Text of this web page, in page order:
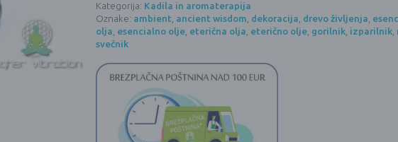
Kategorija: Kadila in aromaterapija
Oznake: ambient, ancient wisdom, dekoracija, drevo življenja,
olja, esencialno olje, eterična olja, eterično olje, gorilnik, izparilnik,
svečnik